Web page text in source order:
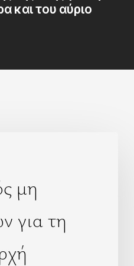
και του αύριο
μη
για τη